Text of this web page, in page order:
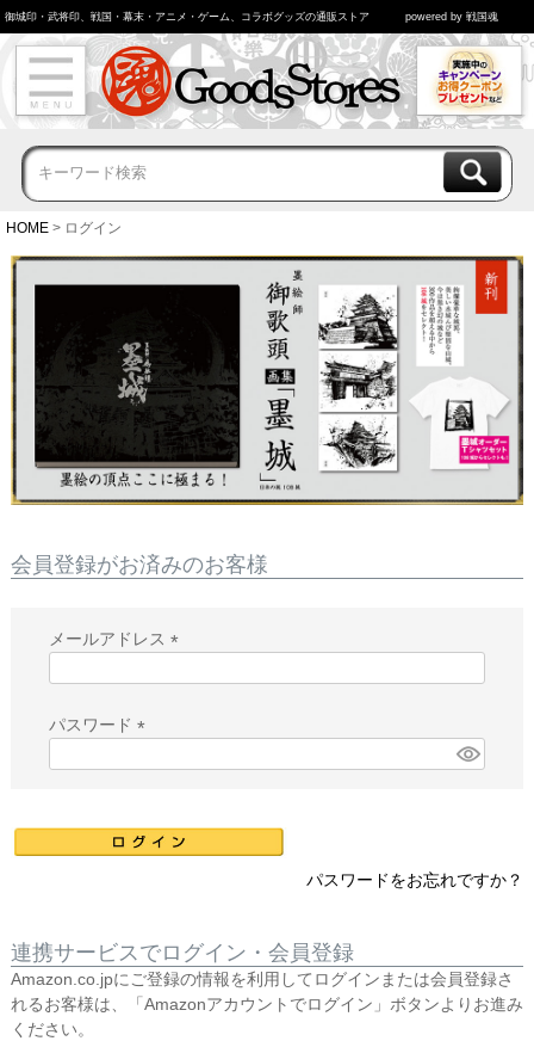
御城印・武将印、戦国・幕末・アニメ・ゲーム、コラボグッズの通販ストア powered by 戦国魂
HOME ログイン
会員登録がお済みのお客様
メールアドレス
)
パスワード
)
パスワードをお忘れですか？
連携サービスでログイン・会員登録
Amazon.co.jpにご登録の情報を利用してログインまたは会員登録さ
れるお客様は、「Amazonアカウントでログイン」ボタンよりお進み
ください。